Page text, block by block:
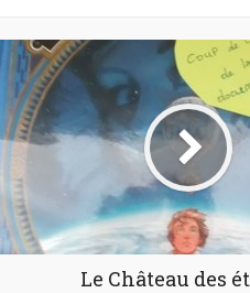
Le Château des